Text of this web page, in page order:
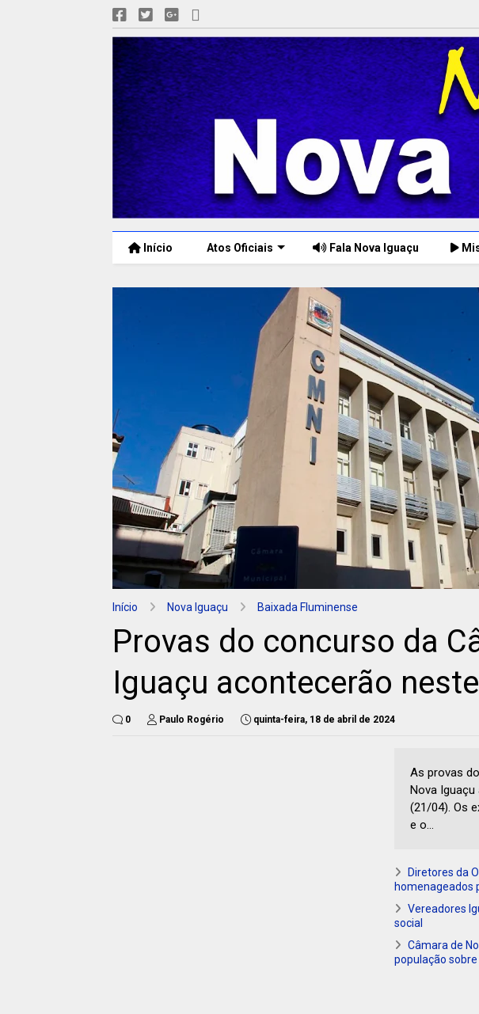
Início Atos Oficiais Fala Nova Iguaçu
Início Nova Iguaçu Baixada Fluminense
Provas do concurso da
Iguaçu acontecerão
0 Paulo Rogério quinta-feira, 18 de abril de 2024
As provas
Nova
(21/04). Os
e o...
Diretores da
homenageados
Vereadores
social
Câmara de
população